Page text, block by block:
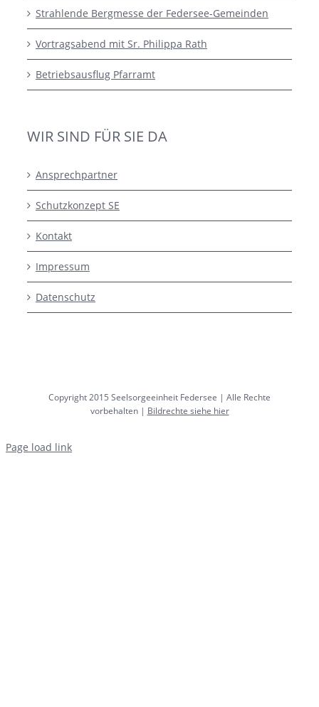
Strahlende Bergmesse der Federsee-Gemeinden
Vortragsabend mit Sr. Philippa Rath
Betriebsausflug Pfarramt
WIR SIND FÜR SIE DA
Ansprechpartner
Schutzkonzept SE
Kontakt
Impressum
Datenschutz
Copyright 2015 Seelsorgeeinheit Federsee | Alle Rechte
vorbehalten | Bildrechte siehe hier
Page load link